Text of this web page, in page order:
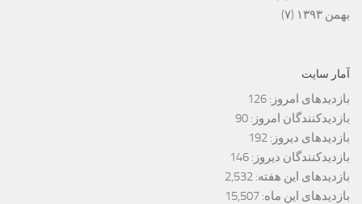
بهمن ۱۳۹۳
(۷)
آمار سایت
بازدیدهای امروز: 126
بازدیدکنندگان امروز: 90
بازدیدهای دیروز: 192
بازدیدکنندگان دیروز: 146
بازدیدهای این هفته: 2,532
بازدیدهای این ماه: 15,507